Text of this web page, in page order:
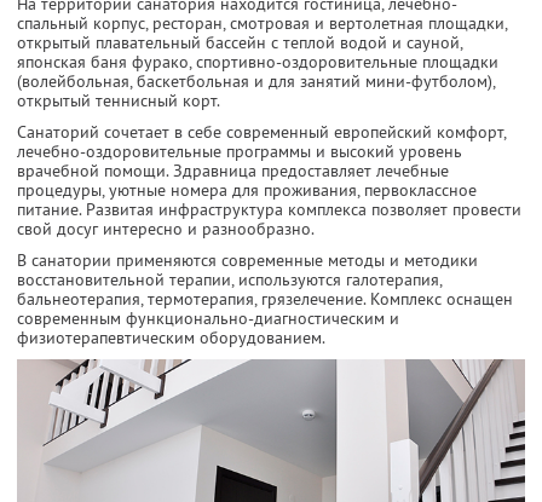
спальный корпус, ресторан, смотровая и вертолетная площадки,
открытый плавательный бассейн с теплой водой и сауной,
японская баня фурако, спортивно-оздоровительные площадки
(волейбольная, баскетбольная и для занятий мини-футболом),
открытый теннисный корт.
Санаторий сочетает в себе современный европейский комфорт,
лечебно-оздоровительные программы и высокий уровень
врачебной помощи. Здравница предоставляет лечебные
процедуры, уютные номера для проживания, первоклассное
питание. Развитая инфраструктура комплекса позволяет провести
свой досуг интересно и разнообразно.
В санатории применяются современные методы и методики
восстановительной терапии, используются галотерапия,
бальнеотерапия, термотерапия, грязелечение. Комплекс оснащен
современным функционально-диагностическим и
физиотерапевтическим оборудованием.